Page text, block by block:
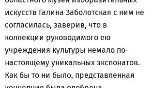
искусств Галина Заболотская с ним не
согласилась, заверив, что в
коллекции руководимого ею
учреждения культуры немало по-
настоящему уникальных экспонатов.
Как бы то ни было, представленная